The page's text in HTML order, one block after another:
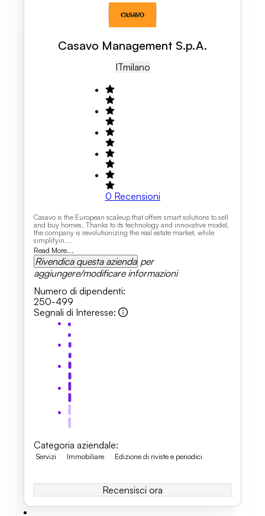
Casavo Management S.p.A.
ITMilano
0 Recensioni
Casavo is the European scaleup that offers smart solutions to sell
and buy homes. Thanks to its technology and innovative model,
the company is revolutionizing the real estate market, while
simplifyin...
Read More...
Rivendica questa azienda per
aggiungere/modificare informazioni
Numero di dipendenti:
250-499
Segnali di Interesse:
Categoria aziendale:
Servizi Immobiliare Edizione di riviste e periodici
Recensisci ora